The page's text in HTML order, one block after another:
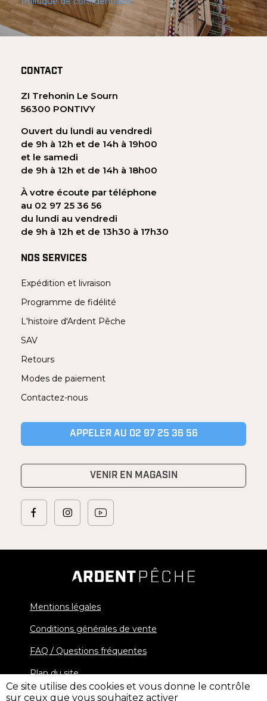
CONTACT
ZI Trehonin Le Sourn
56300 PONTIVY
Ouvert du lundi au vendredi
de 9h à 12h et de 14h à 19h00
et le samedi
de 9h à 12h et de 14h à 18h00
À votre écoute par téléphone
au 02 97 25 36 56
du lundi au vendredi
de 9h à 12h et de 13h30 à 17h30
NOS SERVICES
Expédition et livraison
Programme de fidélité
L'histoire d'Ardent Pêche
SAV
Retours
Modes de paiement
Contactez-nous
APPELER AU 02 97 25 36 56
VENIR EN MAGASIN
Mentions légales
Conditions générales de vente
FAQ / Questions fréquentes
Plan du site
Ce site utilise des cookies et vous donne le contrôle
sur ceux que vous souhaitez activer